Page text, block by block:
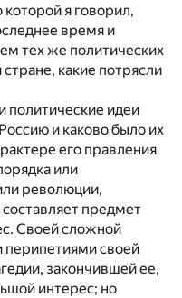
я говорил,
время и
тех же политических
какие потрясли
политические идеи
и каково было их
его правления
или
революции,
предмет
Своей сложной
перипетиями своей
закончившей ее,
интерес; но